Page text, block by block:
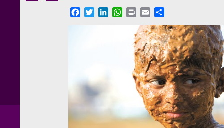
Facebook
TwitterLinkedInWhatsApp
Print Email